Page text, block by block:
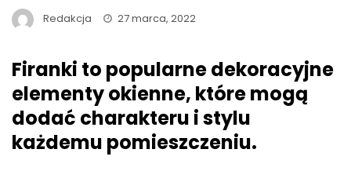
Redakcja 27 marca, 2022
Firanki to popularne dekoracyjne
elementy okienne, które mogą
dodać charakteru i stylu
każdemu pomieszczeniu.